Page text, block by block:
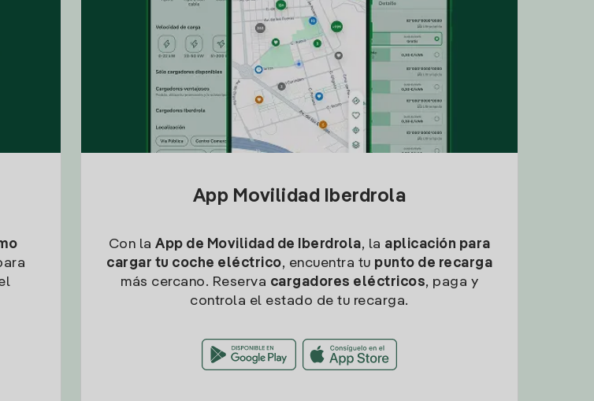
App Movilidad Iberdrola
Con la App de Movilidad de Iberdrola, la aplicación para
cargar tu coche eléctrico, encuentra tu punto de recarga
más cercano. Reserva cargadores eléctricos, paga y
controla el estado de tu recarga.